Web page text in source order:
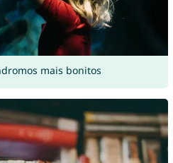
mais bonitos